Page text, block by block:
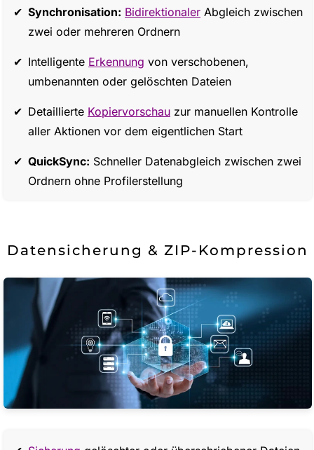
Synchronisation: Bidirektionaler Abgleich zwischen
zwei oder mehreren Ordnern
Intelligente Erkennung von verschobenen,
umbenannten oder gelöschten Dateien
Detaillierte Kopiervorschau zur manuellen Kontrolle
aller Aktionen vor dem eigentlichen Start
QuickSync: Schneller Datenabgleich zwischen zwei
Ordnern ohne Profilerstellung
Datensicherung & ZIP-Kompression